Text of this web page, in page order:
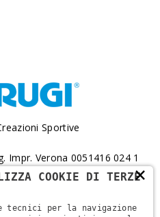
Sportive
Impr. Verona 0051416 024 1
€ 10.000.000 I.v. - Posiz.
×
COOKIE DI TERZE
tecnici per la navigazione